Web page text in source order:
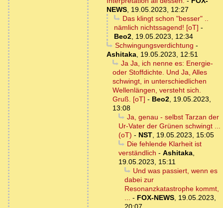
NEWS, 19.05.2023, 12:27
Das klingt schon "besser" ..
nämlich nichtssagend! [oT] -
Beo2, 19.05.2023, 12:34
Schwingungsverdichtung -
Ashitaka, 19.05.2023, 12:51
Ja Ja, ich nenne es: Energie-
oder Stoffdichte. Und Ja, Alles
schwingt, in unterschiedlichen
Wellenlängen, versteht sich.
Gruß. [oT] - Beo2, 19.05.2023,
13:08
Ja, genau - selbst Tarzan der
Ur-Vater der Grünen schwingt ...
(oT) - NST, 19.05.2023, 15:05
Die fehlende Klarheit ist
verständlich - Ashitaka,
19.05.2023, 15:11
Und was passiert, wenn es
dabei zur
Resonanzkatastrophe kommt,
... - FOX-NEWS, 19.05.2023,